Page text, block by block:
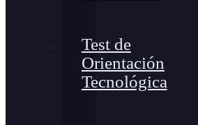
Test de
Orientación
Tecnológica